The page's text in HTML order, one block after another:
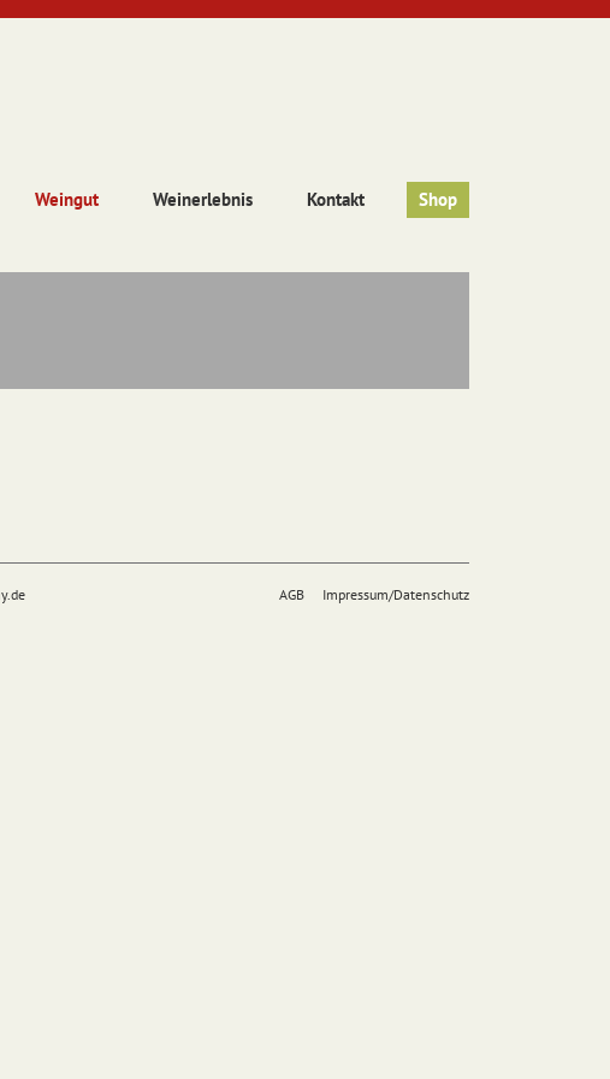
Weingut Weinerlebnis Kontakt Shop
AGB Impressum/Datenschutz